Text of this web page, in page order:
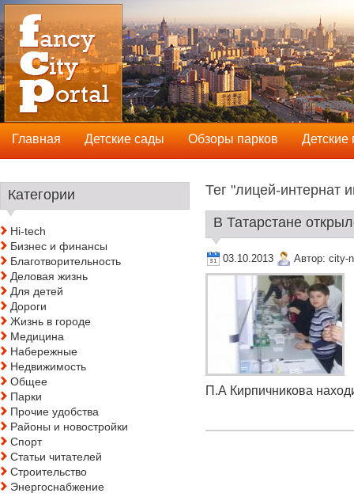
Тег "лицей-интернат
В Татарстане
03.10.2013 Автор: city-
П.А Кирпичникова
Категории
Hi-tech
Бизнес и финансы
Благотворительность
Деловая жизнь
Для детей
Дороги
Жизнь в городе
Медицина
Набережные
Недвижимость
Общее
Парки
Прочие удобства
Районы и новостройки
Спорт
Статьи читателей
Строительство
Энергоснабжение
Главная Детские сады Обзоры парков Детские